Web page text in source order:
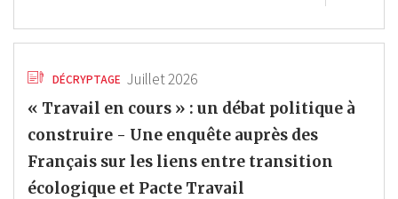
DÉCRYPTAGE Juillet 2026
« Travail en cours » : un débat politique à
construire - Une enquête auprès des
Français sur les liens entre transition
écologique et Pacte Travail